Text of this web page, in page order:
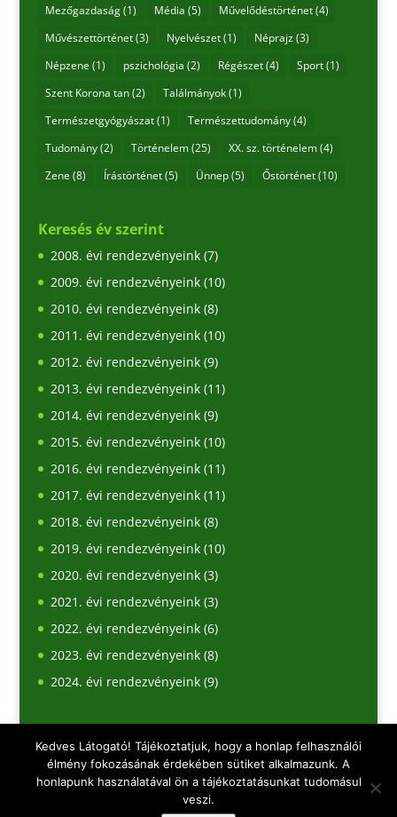
Mezőgazdaság(1) Média (5) Művelődéstörténet(4)
Művészettörténet(3) Nyelvészet(1) Néprajz(3)
Népzene (1) pszichológia (2) Régészet(4) Sport(1)
Szent Korona tan(2) Találmányok(1)
Természetgyógyászat(1) Természettudomány(4)
Tudomány(2) Történelem(25) XX. sz. történelem(4)
Zene (8) Írástörténet(5) Ünnep(5) Őstörténet(10)
Keresés év szerint
2008. évi rendezvényeink(7)
2009. évi rendezvényeink(10)
2010. évi rendezvényeink(8)
2011. évi rendezvényeink(10)
2012. évi rendezvényeink(9)
2013. évi rendezvényeink(11)
2014. évi rendezvényeink(9)
2015. évi rendezvényeink(10)
2016. évi rendezvényeink(11)
2017. évi rendezvényeink(11)
2018. évi rendezvényeink(8)
2019. évi rendezvényeink(10)
2020. évi rendezvényeink(3)
2021. évi rendezvényeink(3)
2022. évi rendezvényeink(6)
2023. évi rendezvényeink(8)
2024. évi rendezvényeink(9)
Kedves Látogató! Tájékoztatjuk, hogy a honlap felhasználói
élmény fokozásának érdekében sütiket alkalmazunk. A
honlapunk használatával ön a tájékoztatásunkat tudomásul
veszi.